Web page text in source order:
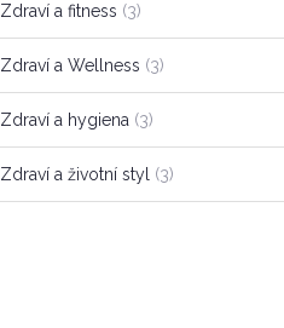
Zdraví a fitness (3)
Zdraví a Wellness (3)
Zdraví a hygiena (3)
Zdraví a životní styl (3)